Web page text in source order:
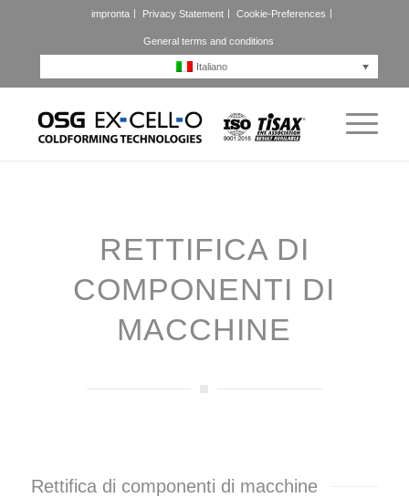
impronta Privacy Statement Cookie-Preferences
General terms and conditions
Italiano
RETTIFICA DI
COMPONENTI DI
MACCHINE
Rettifica di componenti di macchine